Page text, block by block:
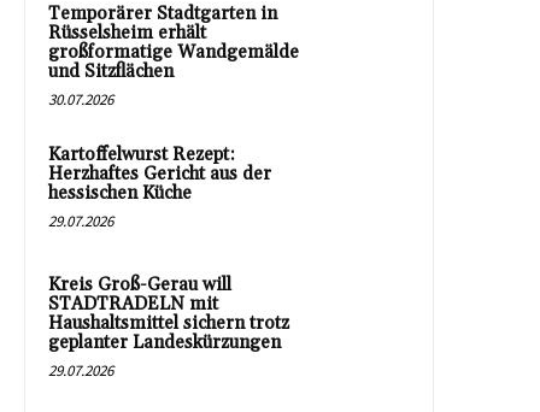
Temporärer Stadtgarten in
Rüsselsheim erhält
großformatige Wandgemälde
und Sitzflächen
30.07.2026
Kartoffelwurst Rezept:
Herzhaftes Gericht aus der
hessischen Küche
29.07.2026
Kreis Groß-Gerau will
STADTRADELN mit
Haushaltsmittel sichern trotz
geplanter Landeskürzungen
29.07.2026